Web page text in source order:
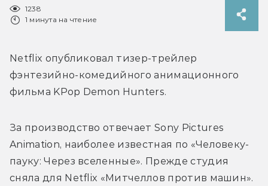
1238
1 минута на чтение
Netflix опубликовал тизер-трейлер
фэнтезийно-комедийного анимационного
фильма KPop Demon Hunters.
За производство отвечает Sony Pictures
Animation, наиболее известная по «Человеку-
пауку: Через вселенные». Прежде студия
сняла для Netflix «Митчеллов против машин».